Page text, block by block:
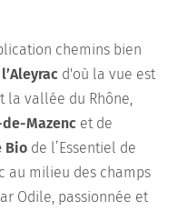
chemins bien
d'où la vue est
la vallée du Rhône,
Mazenc et de
Bio de l’Essentiel de
au milieu des champs
Odile, passionnée et